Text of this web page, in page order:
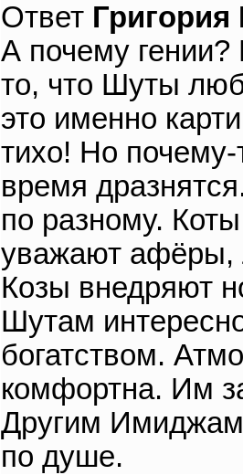
Ответ
А почему
то, что Шуты
это именно
тихо! Но
время
по разному.
уважают афёры,
Козы внедряют
Шутам
богатством.
комфортна. Им
Другим Имиджам
по душе.